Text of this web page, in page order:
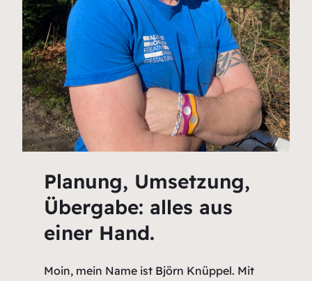
Planung, Umsetzung,
Übergabe: alles aus
einer Hand.
Moin, mein Name ist Björn Knüppel. Mit